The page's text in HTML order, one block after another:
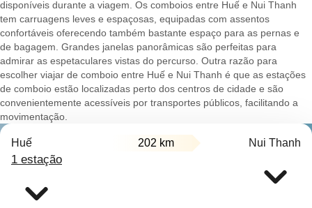
disponíveis durante a viagem. Os comboios entre Huế e Nui Thanh
tem carruagens leves e espaçosas, equipadas com assentos
confortáveis oferecendo também bastante espaço para as pernas e
de bagagem. Grandes janelas panorâmicas são perfeitas para
admirar as espetaculares vistas do percurso. Outra razão para
escolher viajar de comboio entre Huế e Nui Thanh é que as estações
de comboio estão localizadas perto dos centros de cidade e são
convenientemente acessíveis por transportes públicos, facilitando a
movimentação.
Huế 202 km Nui Thanh
1 estação